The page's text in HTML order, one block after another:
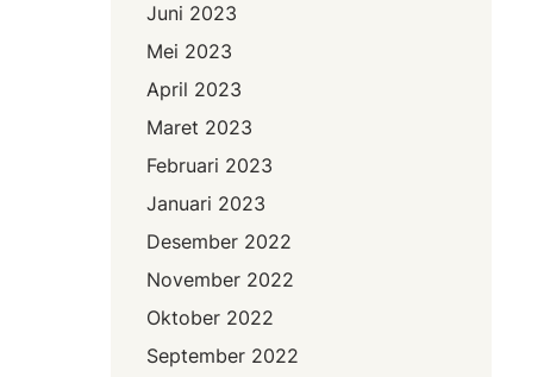
Juni 2023
Mei 2023
April 2023
Maret 2023
Februari 2023
Januari 2023
Desember 2022
November 2022
Oktober 2022
September 2022